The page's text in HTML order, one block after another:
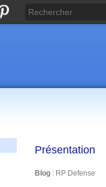
Présentation
Blog : RP Defense